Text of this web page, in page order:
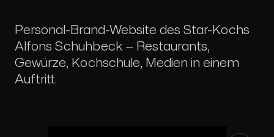
Personal-Brand-Website des Star-Kochs
Alfons Schuhbeck — Restaurants,
Gewürze, Kochschule, Medien in einem
Auftritt.